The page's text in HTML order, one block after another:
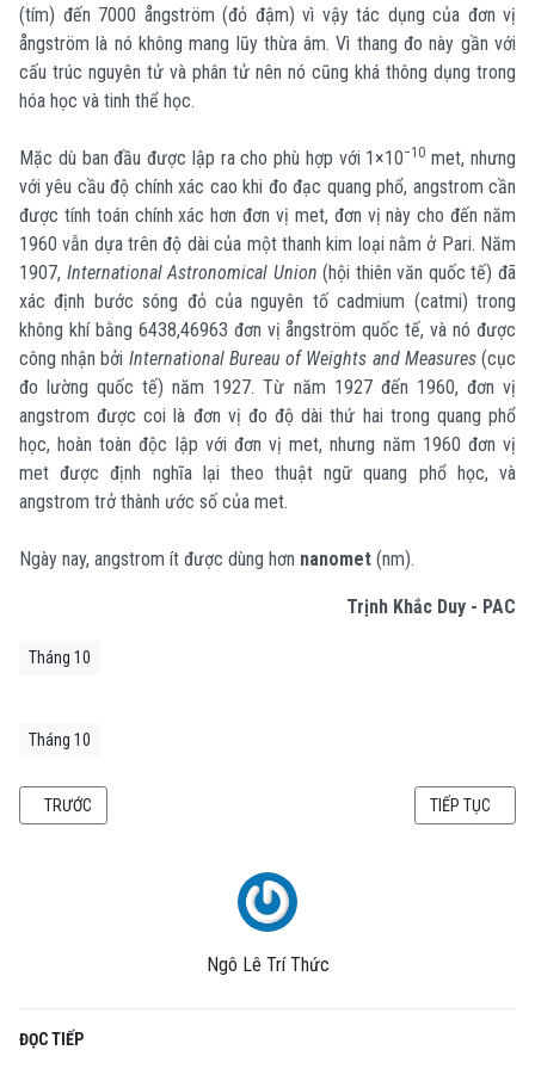
Ngô Lê Trí Thức
ĐỌC TIẾP
(tím) đến 7000 ångström (đỏ đậm) vì vậy tác dụng của đơn vị
ångström là nó không mang lũy thừa âm. Vì thang đo này gần với
cấu trúc nguyên tử và phân tử nên nó cũng khá thông dụng trong
hóa học và tinh thể học.
Mặc dù ban đầu được lập ra cho phù hợp với 1×10−10 met, nhưng
với yêu cầu độ chính xác cao khi đo đạc quang phổ, angstrom cần
được tính toán chính xác hơn đơn vị met, đơn vị này cho đến năm
1960 vẫn dựa trên độ dài của một thanh kim loại nằm ở Pari. Năm
1907, International Astronomical Union (hội thiên văn quốc tế) đã
xác định bước sóng đỏ của nguyên tố cadmium (catmi) trong
không khí bằng 6438,46963 đơn vị ångström quốc tế, và nó được
công nhận bởi International Bureau of Weights and Measures(cục
đo lường quốc tế) năm 1927. Từ năm 1927 đến 1960, đơn vị
angstrom được coi là đơn vị đo độ dài thứ hai trong quang phổ
học, hoàn toàn độc lập với đơn vị met, nhưng năm 1960 đơn vị
met được định nghĩa lại theo thuật ngữ quang phổ học, và
angstrom trở thành ước số của met.
Ngày nay, angstrom ít được dùng hơn nanomet (nm).
Trịnh Khắc Duy - PAC
Tháng 10
Tháng 10
BÀI VIẾT TRƯỚC: PHẢN VẬT CHẤT LÀ GÌ?
TRƯỚC BÀI VIẾT KẾ
TIẾP TỤC